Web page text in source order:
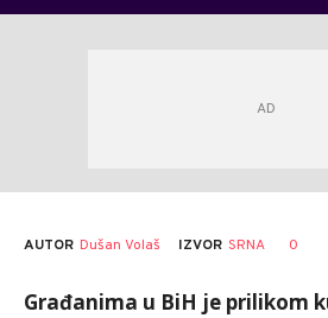
AUTOR Dušan Volaš IZVOR SRNA 0
Građanima u BiH je prilikom